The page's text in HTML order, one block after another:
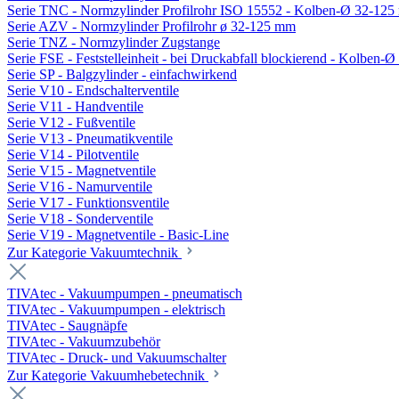
Serie TNC - Normzylinder Profilrohr ISO 15552 - Kolben-Ø 32-125
Serie AZV - Normzylinder Profilrohr ø 32-125 mm
Serie TNZ - Normzylinder Zugstange
Serie FSE - Feststelleinheit - bei Druckabfall blockierend - Kolben-Ø
Serie SP - Balgzylinder - einfachwirkend
Serie V10 - Endschalterventile
Serie V11 - Handventile
Serie V12 - Fußventile
Serie V13 - Pneumatikventile
Serie V14 - Pilotventile
Serie V15 - Magnetventile
Serie V16 - Namurventile
Serie V17 - Funktionsventile
Serie V18 - Sonderventile
Serie V19 - Magnetventile - Basic-Line
Zur Kategorie Vakuumtechnik
TIVAtec - Vakuumpumpen - pneumatisch
TIVAtec - Vakuumpumpen - elektrisch
TIVAtec - Saugnäpfe
TIVAtec - Vakuumzubehör
TIVAtec - Druck- und Vakuumschalter
Zur Kategorie Vakuumhebetechnik